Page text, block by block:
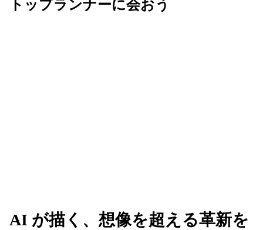
トップランナーに会おう
AI が描く、想像を超える革新を